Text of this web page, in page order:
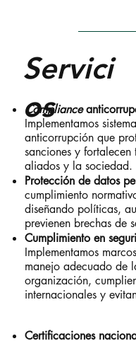
Servici
os
Compliance
Implementamos
anticorrupción que
sanciones y fortalecen
aliados y la sociedad.
Protección de datos
cumplimiento
diseñando políticas,
previenen brechas de
Cumplimiento en
Implementamos
manejo adecuado de
organización,
internacionales y
Certificaciones